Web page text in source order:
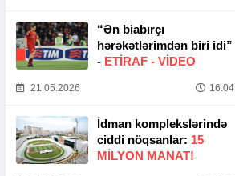
“Ən biabırçı
hərəkətlərimdən biri idi”
- ETIRAF - VİDEO
21.05.2026 16:04
İdman komplekslərində
ciddi nöqsanlar: 15
MILYON MANAT!